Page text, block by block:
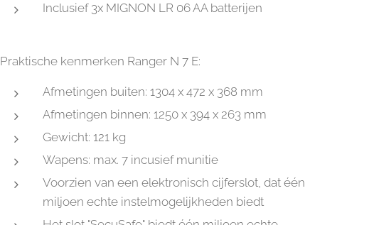
Inclusief 3x MIGNON LR 06 AA batterijen
Praktische kenmerken Ranger N 7 E:
Afmetingen buiten: 1304 x 472 x 368 mm
Afmetingen binnen: 1250 x 394 x 263 mm
Gewicht: 121 kg
Wapens: max. 7 incusief munitie
Voorzien van een elektronisch cijferslot, dat één
miljoen echte instelmogelijkheden biedt